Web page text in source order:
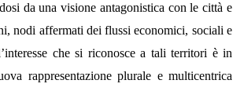
da una visione antagonistica con le città e
nodi affermati dei flussi economici, sociali e
che si riconosce a tali territori è in
rappresentazione plurale e multicentrica